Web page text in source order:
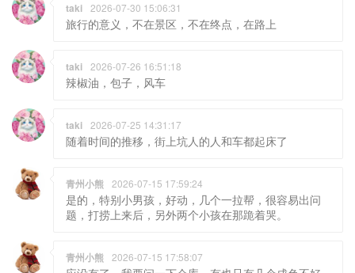
taki 2026-07-30 15:06:31
旅行的意义，不在景区，不在终点，在路上
taki 2026-07-26 16:51:18
辣椒油，包子，风车
taki 2026-07-25 14:31:17
随着时间的推移，街上坑人的人和车都起床了
青州小熊 2026-07-15 17:59:24
是的，特别小男孩，好动，几个一拉帮，很容易出问
题，打捞上来后，另外两个小孩在那跪着哭。
青州小熊 2026-07-15 17:58:07